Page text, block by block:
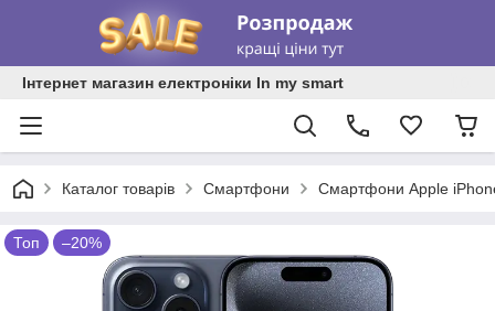
Інтернет магазин електроніки In my smart
Каталог товарів Смартфони Смартфони Apple
Топ –20%